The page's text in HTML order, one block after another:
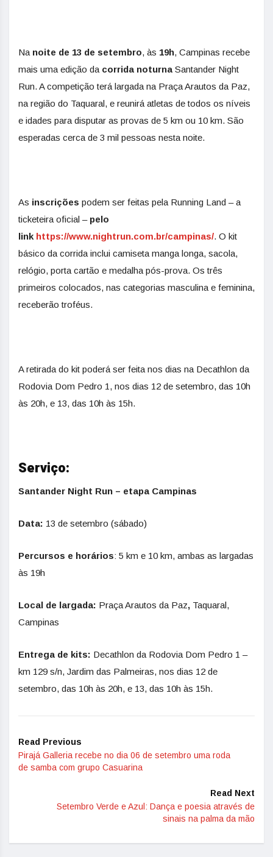
Na noite de 13 de setembro, às 19h, Campinas recebe
mais uma edição da corrida noturna Santander Night
Run. A competição terá largada na Praça Arautos da Paz,
na região do Taquaral, e reunirá atletas de todos os níveis
e idades para disputar as provas de 5 km ou 10 km. São
esperadas cerca de 3 mil pessoas nesta noite.
As inscrições podem ser feitas pela Running Land – a
ticketeira oficial – pelo
link https://www.nightrun.com.br/campinas/. O kit
básico da corrida inclui camiseta manga longa, sacola,
relógio, porta cartão e medalha pós-prova. Os três
primeiros colocados, nas categorias masculina e feminina,
receberão troféus.
A retirada do kit poderá ser feita nos dias na Decathlon da
Rodovia Dom Pedro 1, nos dias 12 de setembro, das 10h
às 20h, e 13, das 10h às 15h.
Serviço:
Santander Night Run – etapa Campinas
Data: 13 de setembro (sábado)
Percursos e horários: 5 km e 10 km, ambas as largadas
às 19h
Local de largada: Praça Arautos da Paz, Taquaral,
Campinas
Entrega de kits: Decathlon da Rodovia Dom Pedro 1 –
km 129 s/n, Jardim das Palmeiras, nos dias 12 de
setembro, das 10h às 20h, e 13, das 10h às 15h.
Read Previous
Pirajá Galleria recebe no dia 06 de setembro uma roda
de samba com grupo Casuarina
Read Next
Setembro Verde e Azul: Dança e poesia através de
sinais na palma da mão